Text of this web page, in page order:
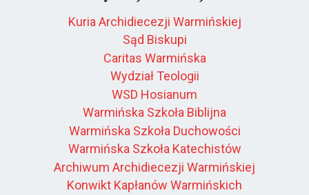
Kuria Archidiecezji Warmińskiej
Sąd Biskupi
Caritas Warmińska
Wydział Teologii
WSD Hosianum
Warmińska Szkoła Biblijna
Warmińska Szkoła Duchowości
Warmińska Szkoła Katechistów
Archiwum Archidiecezji Warmińskiej
Konwikt Kapłanów Warmińskich